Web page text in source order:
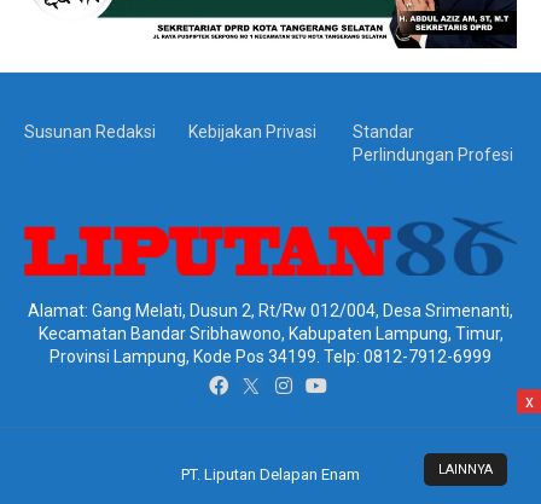
LAINNYA
Susunan Redaksi Kebijakan Privasi
Standar
Perlindungan Profesi
Alamat: Gang Melati, Dusun 2, Rt/Rw 012/004, Desa Srimenanti,
Kecamatan Bandar Sribhawono, Kabupaten Lampung, Timur,
Provinsi Lampung, Kode Pos 34199. Telp: 0812-7912-6999
PT. Liputan Delapan Enam
x